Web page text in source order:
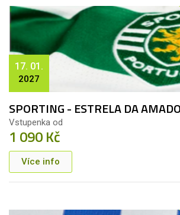
17. 01.
2027
SPORTING - ESTRELA DA
Vstupenka od
1 090 Kč
Více info